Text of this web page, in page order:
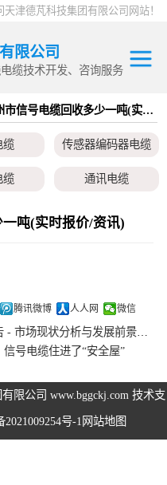
天津德芃科技集团有限公司网站！
限公司
缆技术开发、咨询服务
信号电缆回收多少一吨(实时报价/资讯)
缆 传感器编码器电缆
缆 通讯电缆
伺服电机、变频电缆 电热电势转换开关
吨(实时报价/资讯)
腾讯微博 人人网 微信
分析与发展前景预测（2015 - 2025）
信号电缆住进了“安全屋”
限公司 www.bggckj.com 技术支
2021009254号-1 网站地图
电力电缆
控制电缆
高温电缆